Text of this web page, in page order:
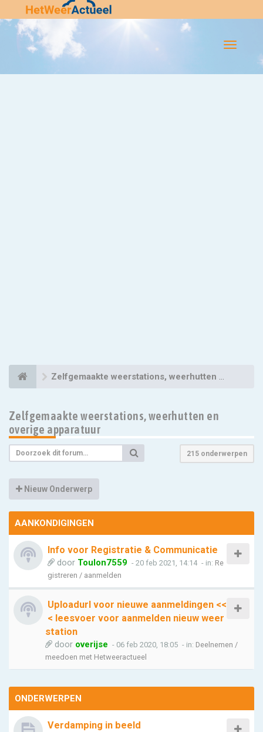
Flip-
Zelfgemaakte weerstations, weerhutten en overige apparatuur
Zelfgemaakte weerstations, weerhutten en
overige apparatuur
215 onderwerpen
Nieuw Onderwerp
AANKONDIGINGEN
Info voor Registratie & Communicatie
door Toulon7559 - 20 feb 2021, 14:14 - in: Re
gistreren / aanmelden
Uploadurl voor nieuwe aanmeldingen <<
< leesvoer voor aanmelden nieuw weer
station
door overijse - 06 feb 2020, 18:05 - in: Deelnemen /
meedoen met Hetweeractueel
ONDERWERPEN
Verdamping in beeld